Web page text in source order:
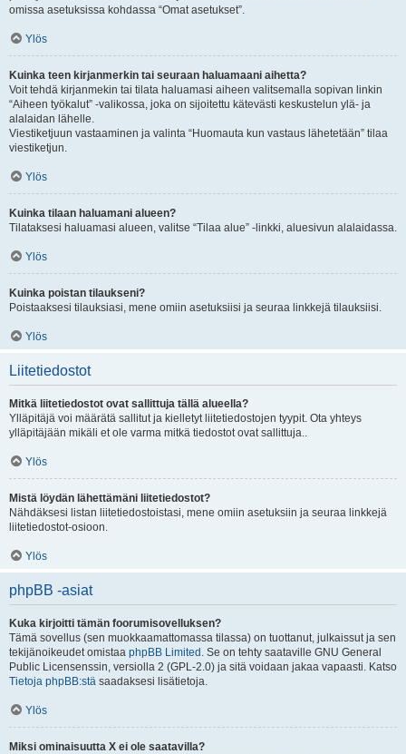
omissa asetuksissa kohdassa “Omat asetukset”.
Ylös
Kuinka teen kirjanmerkin tai seuraan haluamaani aihetta?
Voit tehdä kirjanmekin tai tilata haluamasi aiheen valitsemalla sopivan linkin
“Aiheen työkalut” -valikossa, joka on sijoitettu kätevästi keskustelun ylä- ja
alalaidan lähelle.
Viestiketjuun vastaaminen ja valinta “Huomauta kun vastaus lähetetään” tilaa
viestiketjun.
Ylös
Kuinka tilaan haluamani alueen?
Tilataksesi haluamasi alueen, valitse “Tilaa alue” -linkki, aluesivun alalaidassa.
Ylös
Kuinka poistan tilaukseni?
Poistaaksesi tilauksiasi, mene omiin asetuksiisi ja seuraa linkkejä tilauksiisi.
Ylös
Liitetiedostot
Mitkä liitetiedostot ovat sallittuja tällä alueella?
Ylläpitäjä voi määrätä sallitut ja kielletyt liitetiedostojen tyypit. Ota yhteys
ylläpitäjään mikäli et ole varma mitkä tiedostot ovat sallittuja..
Ylös
Mistä löydän lähettämäni liitetiedostot?
Nähdäksesi listan liitetiedostoistasi, mene omiin asetuksiin ja seuraa linkkejä
liitetiedostot-osioon.
Ylös
phpBB -asiat
Kuka kirjoitti tämän foorumisovelluksen?
Tämä sovellus (sen muokkaamattomassa tilassa) on tuottanut, julkaissut ja sen
tekijänoikeudet omistaa phpBB Limited . Se on tehty saataville GNU General
Public Licensenssin, versiolla 2 (GPL-2.0) ja sitä voidaan jakaa vapaasti. Katso
Tietoja phpBB:stä saadaksesi lisätietoja.
Ylös
Miksi ominaisuutta X ei ole saatavilla?